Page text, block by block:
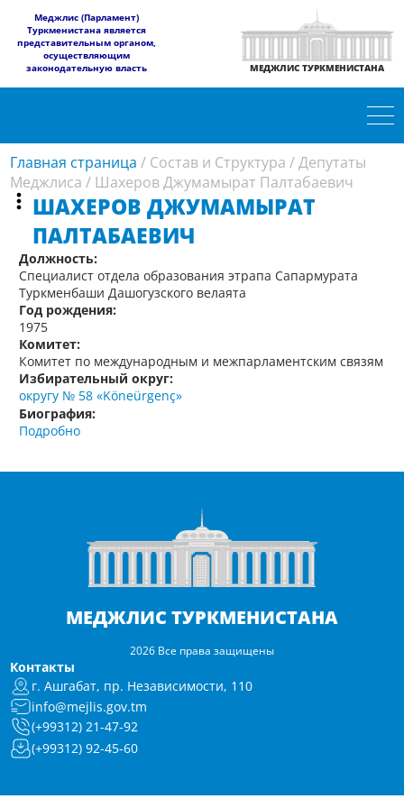
​Меджлис (Парламент)
Туркменистана является
представительным органом,
осуществляющим
законодательную власть
МЕДЖЛИС ТУРКМЕНИСТАНА
Главная страница / Состав и Структура /Депутаты
Меджлиса / Шахеров Джумамырат Палтабаевич
ШАХЕРОВ ДЖУМАМЫРАТ
ПАЛТАБАЕВИЧ
Должность:
Специалист отдела образования этрапа Сапармурата
Туркменбаши Дашогузского велаята
Год рождения:
1975
Комитет:
Комитет по международным и межпарламентским связям
Избирательный округ:
округу № 58 «Köneürgenç»
Биография:
Подробно
МЕДЖЛИС ТУРКМЕНИСТАНА
2026 Все права защищены
Контакты
г. Ашгабат, пр. Независимости, 110
info@mejlis.gov.tm
(+99312) 21-47-92
(+99312) 92-45-60